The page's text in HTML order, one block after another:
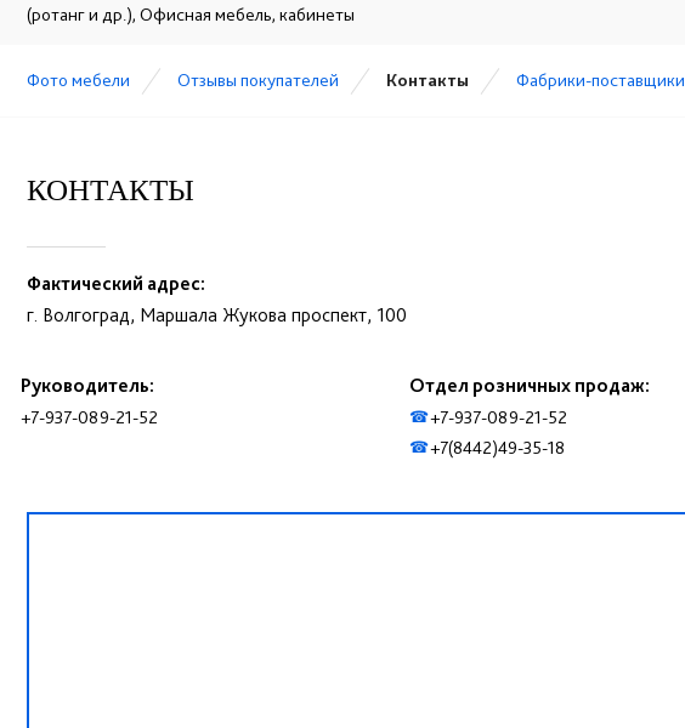
(ротанг и др.), Офисная мебель, кабинеты
Фото мебели Отзывы покупателей Контакты Фабрики-поставщики
КОНТАКТЫ
Фактический адрес:
г. Волгоград, Маршала Жукова проспект, 100
Руководитель:
+7-937-089-21-52
Отдел розничных продаж:
☎+7-937-089-21-52
☎+7(8442)49-35-18